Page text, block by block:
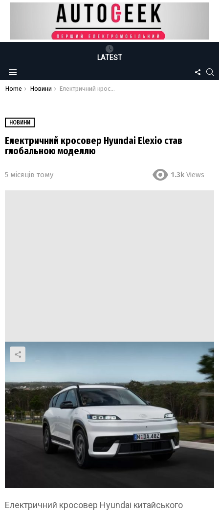
LATEST
Menu
US
You are here:
Home Новини Електричний кросовер Hyundai Elexio став глобальною моделлю
НОВИНИ
Електричний кросовер Hyundai Elexio став
глобальною моделлю
5 місяців тому 1.3k Views
Електричний кросовер Hyundai китайського